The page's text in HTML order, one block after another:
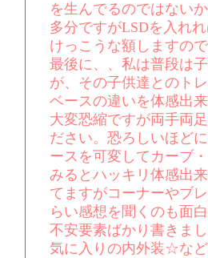
を生んでるのではない
多分ですがLSDを入れ
けっこうな額しますの
最後に、、私は普段は
が、その子供達とのト
ベースの違いを体感出
大変恐縮ですが両手両
ださい。恐ろしいほど
ースを可変してカーブ
みるとハッキリ体感出
てますがコーナーやブ
らい感想を聞くのも面
不安要素ばかり書きま
気に入りの内外装☆な